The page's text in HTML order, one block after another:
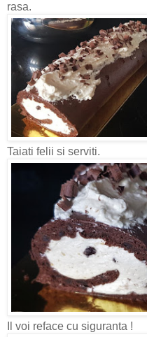
rasa.
Taiati felii si serviti.
Il voi reface cu siguranta !